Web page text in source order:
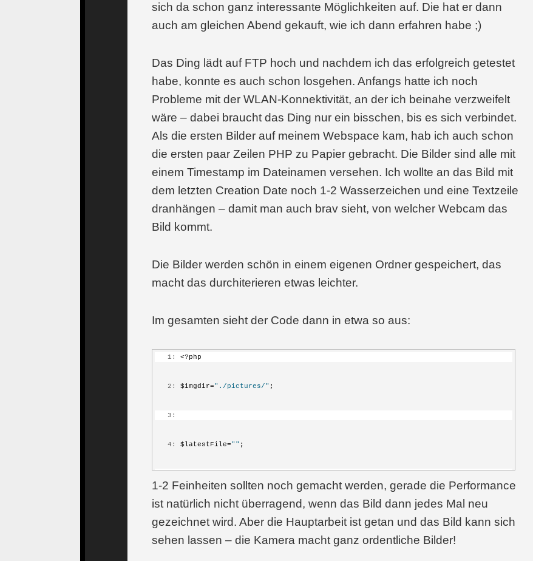
sich da schon ganz interessante Möglichkeiten auf. Die hat er dann
auch am gleichen Abend gekauft, wie ich dann erfahren habe ;)
Das Ding lädt auf FTP hoch und nachdem ich das erfolgreich getestet
habe, konnte es auch schon losgehen. Anfangs hatte ich noch
Probleme mit der WLAN-Konnektivität, an der ich beinahe verzweifelt
wäre – dabei braucht das Ding nur ein bisschen, bis es sich verbindet.
Als die ersten Bilder auf meinem Webspace kam, hab ich auch schon
die ersten paar Zeilen PHP zu Papier gebracht. Die Bilder sind alle mit
einem Timestamp im Dateinamen versehen. Ich wollte an das Bild mit
dem letzten Creation Date noch 1-2 Wasserzeichen und eine Textzeile
dranhängen – damit man auch brav sieht, von welcher Webcam das
Bild kommt.
Die Bilder werden schön in einem eigenen Ordner gespeichert, das
macht das durchiterieren etwas leichter.
Im gesamten sieht der Code dann in etwa so aus:
   1:
<?php
   2:
$imgdir="./pictures/" ;
   3:
   4:
$latestFile="" ;
   6:
1-2 Feinheiten sollten noch gemacht werden, gerade die Performance
ist natürlich nicht überragend, wenn das Bild dann jedes Mal neu
gezeichnet wird. Aber die Hauptarbeit ist getan und das Bild kann sich
sehen lassen – die Kamera macht ganz ordentliche Bilder!